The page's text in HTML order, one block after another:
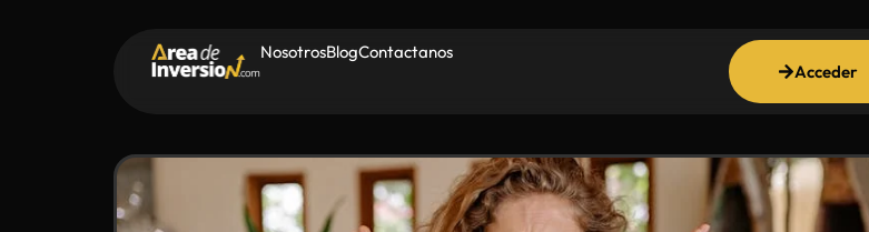
NosotrosBlogContactanos
Acceder